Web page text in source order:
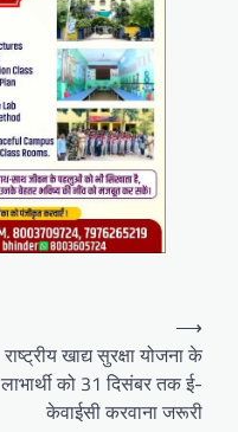
राष्ट्रीय खाद्य सुरक्षा योजना के
लाभार्थी को 31 दिसंबर तक ई-
केवाईसी करवाना जरूरी
⟶